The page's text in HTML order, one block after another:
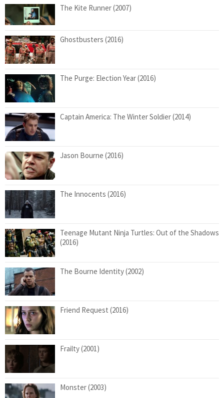
The Kite Runner (2007)
Ghostbusters (2016)
The Purge: Election Year (2016)
Captain America: The Winter Soldier (2014)
Jason Bourne (2016)
The Innocents (2016)
Teenage Mutant Ninja Turtles: Out of the Shadows
(2016)
The Bourne Identity (2002)
Friend Request (2016)
Frailty (2001)
Monster (2003)